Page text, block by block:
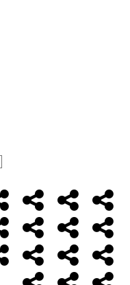
Alimentazione
AmbienteBambini
Cancro ControlloEconomia
FarmaciMassoneriaNWO
Salute Storia